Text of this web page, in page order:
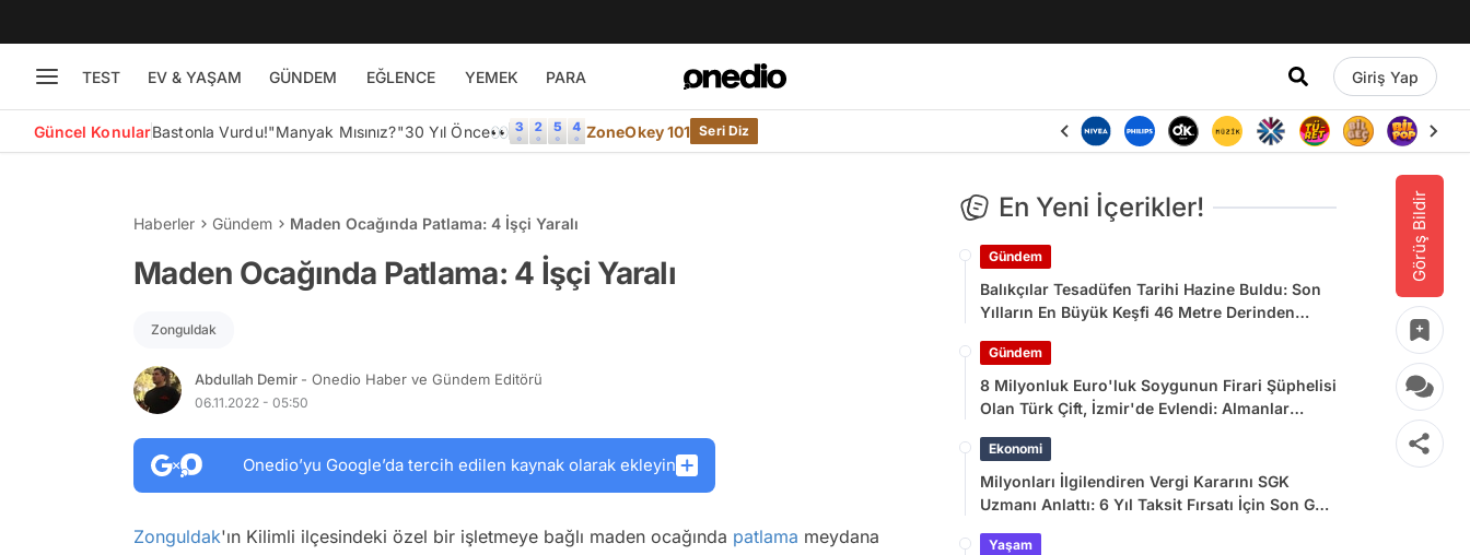
TEST EV & YAŞAM GÜNDEM EĞLENCE YEMEK PARA Giriş Yap
Güncel KonularBastonla Vurdu!"Manyak Mısınız?"30 Yıl Önce👀 ZoneOkey 101 Seri Diz
Görüş Bildir
Haberler Gündem Maden Ocağında Patlama: 4 İşçi Yaralı
Maden Ocağında Patlama: 4 İşçi Yaralı
Zonguldak
Abdullah Demir - Onedio Haber ve Gündem Editörü
06.11.2022 - 05:50
Onedio’yu Google’da tercih edilen kaynak olarak ekleyin
Zonguldak'ın Kilimli ilçesindeki özel bir işletmeye bağlı maden ocağında patlama meydana
En Yeni İçerikler!
Gündem
Balıkçılar Tesadüfen Tarihi Hazine Buldu: Son
Yılların En Büyük Keşfi 46 Metre Derinden
Gündem
8 Milyonluk Euro'luk Soygunun Firari Şüphelisi
Olan Türk Çift, İzmir'de Evlendi: Almanlar
Ekonomi
Milyonları İlgilendiren Vergi Kararını SGK
Uzmanı Anlattı: 6 Yıl Taksit Fırsatı İçin Son Gün
Yaşam